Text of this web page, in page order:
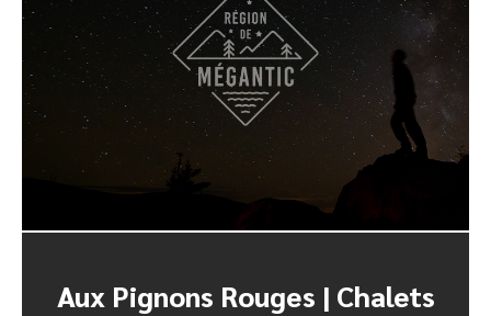
Aux Pignons Rouges | Chalets